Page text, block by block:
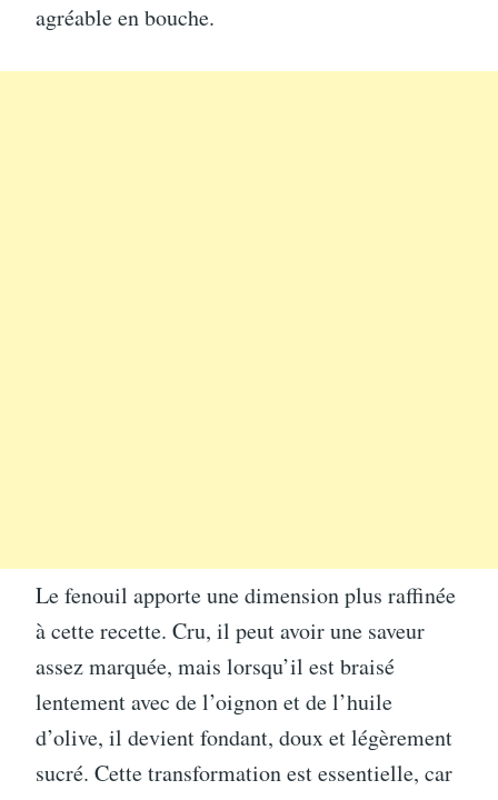
agréable en bouche.
Le fenouil apporte une dimension plus raffinée
à cette recette. Cru, il peut avoir une saveur
assez marquée, mais lorsqu’il est braisé
lentement avec de l’oignon et de l’huile
d’olive, il devient fondant, doux et légèrement
sucré. Cette transformation est essentielle, car